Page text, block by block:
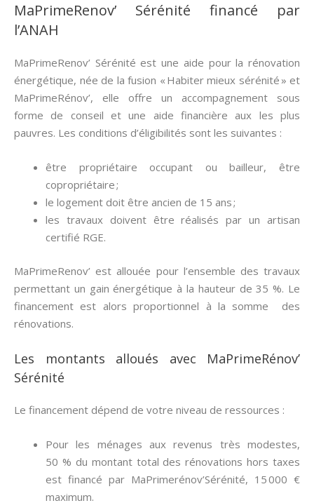
MaPrimeRenov’ Sérénité financé par
l’ANAH
MaPrimeRenov’ Sérénité est une aide pour la rénovation
énergétique, née de la fusion « Habiter mieux sérénité » et
MaPrimeRénov’, elle offre un accompagnement sous
forme de conseil et une aide financière aux les plus
pauvres. Les conditions d’éligibilités sont les suivantes :
être propriétaire occupant ou bailleur, être
copropriétaire ;
le logement doit être ancien de 15 ans ;
les travaux doivent être réalisés par un artisan
certifié RGE.
MaPrimeRenov’ est allouée pour l’ensemble des travaux
permettant un gain énergétique à la hauteur de 35 %. Le
financement est alors proportionnel à la somme des
rénovations.
Les montants alloués avec MaPrimeRénov’
Sérénité
Le financement dépend de votre niveau de ressources :
Pour les ménages aux revenus très modestes,
50 % du montant total des rénovations hors taxes
est financé par MaPrimerénov’Sérénité, 15 000 €
maximum.